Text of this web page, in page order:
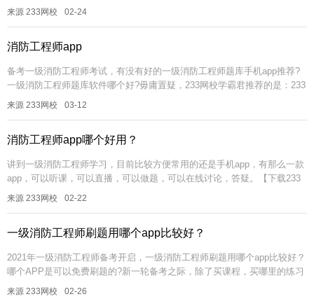
网校APP>>】 简单概括为以下几点：一、干货。干...
来源 233网校 02-24
消防工程师app
备考一级消防工程师考试，有没有好的一级消防工程师题库手机app推荐?
一级消防工程师题库软件哪个好?毋庸置疑，233网校学霸君推荐的是：233
网校APP!这款app可以听课，看直播，做题，还可以在线讨论...
来源 233网校 03-12
消防工程师app哪个好用？
讲到一级消防工程师学习，目前比较方便常用的还是手机app，有那么一款
app，可以听课，可以直播，可以做题，可以在线讨论，答疑。【下载233
网校APP>>】 简单概括为以下几点：一、干货。干...
来源 233网校 02-22
一级消防工程师刷题用哪个app比较好？
2021年一级消防工程师备考开启，一级消防工程师刷题用哪个app比较好？
哪个APP是可以免费刷题的?新一轮备考之际，除了买课程，买哪里的练习
册做题呀?备考一级消防工程师考试，学霸君为大家推荐一款趁手的...
来源 233网校 02-26